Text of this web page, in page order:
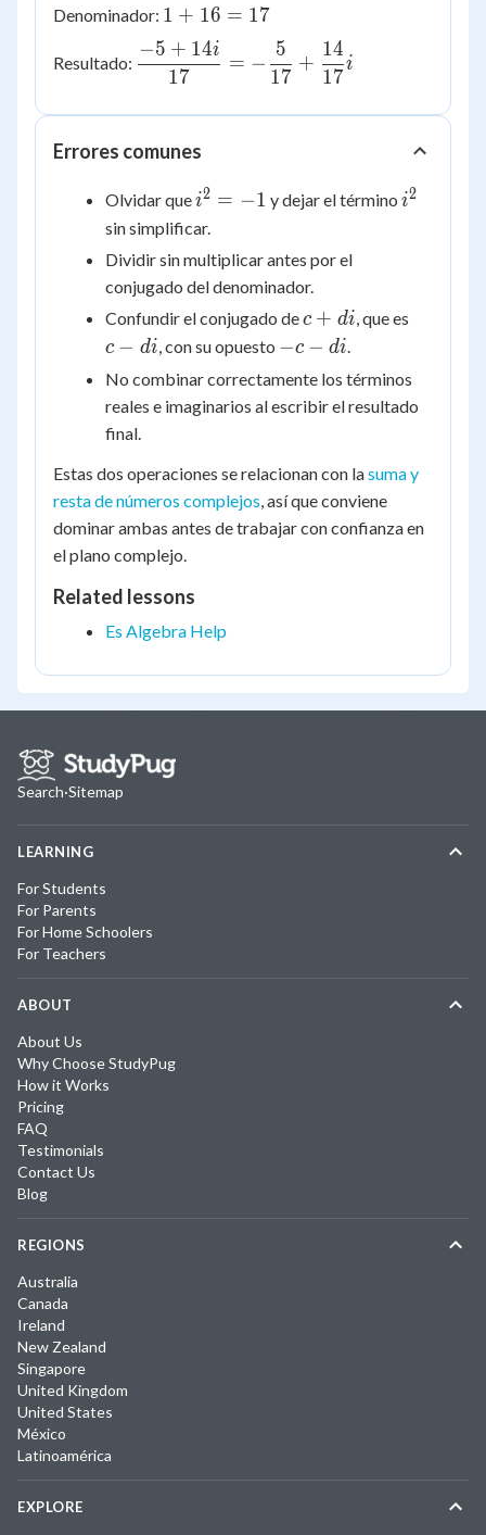
Denominador: 1+16
= 17
1 + 16 = 17
Resultado: \dfrac{-5+14i}
{17} = -
{17}i
17
−5 + 14i
= −
17
5
+
17
14
i
Errores comunes
Olvidar quei^2
=
i2 = −1 y dejar el término i^2
i2
sin simplificar.
Dividir sin multiplicar antes por el
conjugado del denominador.
Confundir el conjugado dec+di
c + di, que es
c − di, con su opuesto -
−c − di.
No combinar correctamente los términos
reales e imaginarios al escribir el resultado
final.
Estas dos operaciones se relacionan con lasuma y
resta de números complejos, así que conviene
dominar ambas antes de trabajar con confianza en
el plano complejo.
Related lessons
Es Algebra Help
Search·Sitemap
LEARNING
For Students
For Parents
For Home Schoolers
For Teachers
ABOUT
About Us
Why Choose StudyPug
How it Works
Pricing
FAQ
Testimonials
Contact Us
Blog
REGIONS
Australia
Canada
Ireland
New Zealand
Singapore
United Kingdom
United States
México
Latinoamérica
EXPLORE